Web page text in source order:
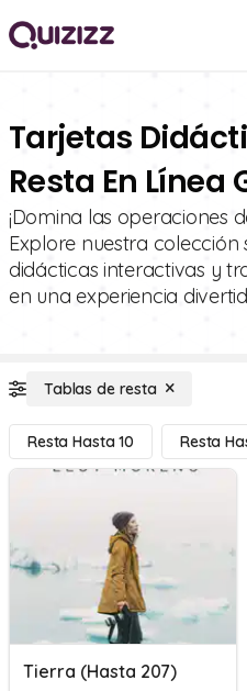
Tarjetas
Resta En Línea
¡Domina las operaciones
Explore nuestra
didácticas interactivas y
en una experiencia
Tablas de resta
Resta Hasta 10 Resta
Tierra (hasta 207)